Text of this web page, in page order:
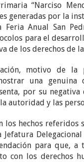
“Narciso
generadas por la
Anual San
para el
de los derechos de
motivo de la
una genuina
por su negativa
autoridad y las
los hechos referidos
Jefatura
para que,
con los derechos